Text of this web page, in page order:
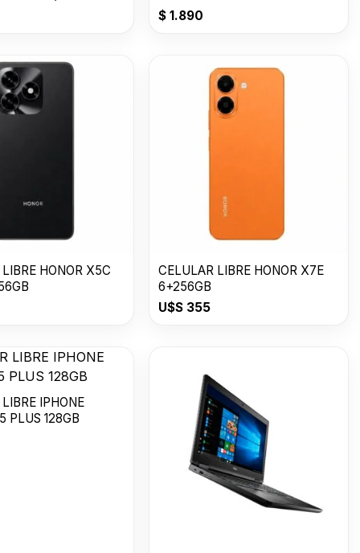
GOLD
$ 1.890
HONOR X5C
CELULAR LIBRE HONOR X7E
6+256GB
U$S 355
IPHONE
PLUS 128GB